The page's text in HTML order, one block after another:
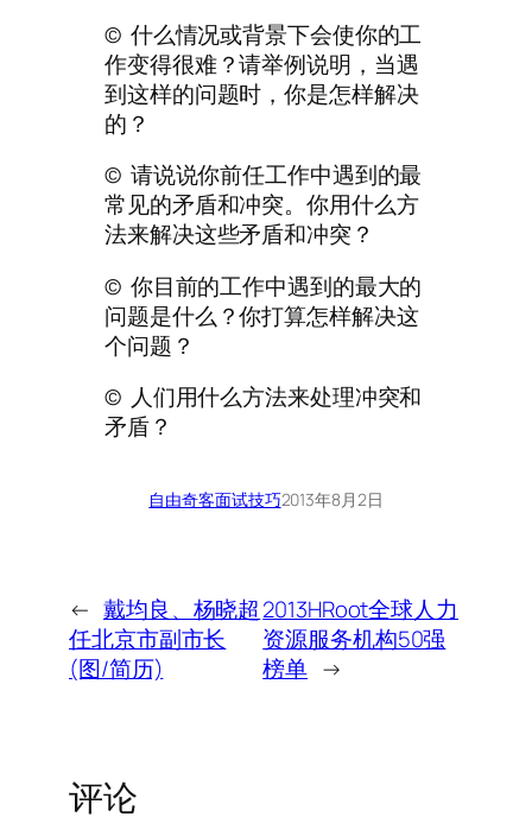
© 什么情况或背景下会使你的工
作变得很难？请举例说明，当遇
到这样的问题时，你是怎样解决
的？
© 请说说你前任工作中遇到的最
常见的矛盾和冲突。你用什么方
法来解决这些矛盾和冲突？
© 你目前的工作中遇到的最大的
问题是什么？你打算怎样解决这
个问题？
© 人们用什么方法来处理冲突和
矛盾？
自由奇客面试技巧2013年8月2日
← 戴均良、杨晓超
任北京市副市长
(图/简历)
2013HRoot全球人力
资源服务机构50强
榜单 →
评论